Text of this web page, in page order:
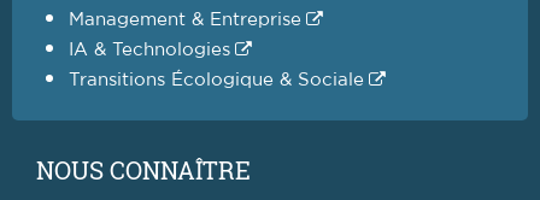
Management & Entreprise
IA & Technologies
Transitions Écologique & Sociale
NOUS CONNAÎTRE